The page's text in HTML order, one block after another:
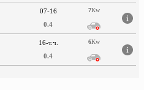
07-16
0.4
7Kw
16-т.ч.
0.4
6Kw